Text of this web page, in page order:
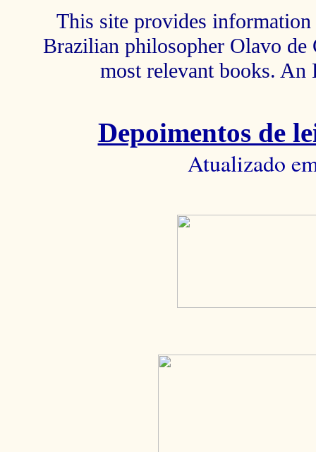
This site provides
Brazilian philosopher Olavo de
most relevant books.
Depoimentos de
Atualizado